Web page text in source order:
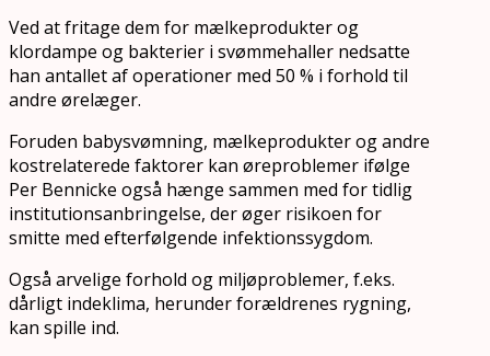
Ved at fritage dem for mælkeprodukter og
klordampe og bakterier i svømmehaller nedsatte
han antallet af operationer med 50 % i forhold til
andre ørelæger.
Foruden babysvømning, mælkeprodukter og andre
kostrelaterede faktorer kan øreproblemer ifølge
Per Bennicke også hænge sammen med for tidlig
institutionsanbringelse, der øger risikoen for
smitte med efterfølgende infektionssygdom.
Også arvelige forhold og miljøproblemer, f.eks.
dårligt indeklima, herunder forældrenes rygning,
kan spille ind.